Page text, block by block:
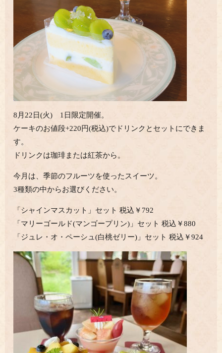
8月22日(火) 1日限定開催。
ケーキのお値段+220円(税込)でドリンクとセットにできま
す。
ドリンクは珈琲または紅茶から。
今月は、季節のフルーツを使ったスイーツ。
3種類の中からお選びください。
「シャインマスカット」セット 税込￥792
「マリーゴールド(マンゴープリン)」セット 税込￥880
「ジュレ・オ・ペーシュ(白桃ゼリー)」セット 税込￥924